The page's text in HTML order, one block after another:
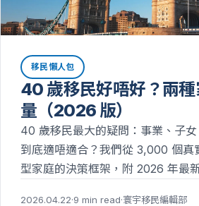
移民懶人包
40 歲移民好唔好？兩
量（2026 版）
40 歲移民最大的疑問：事業、子女
到底適唔適合？我們從 3,000 個真
型家庭的決策框架，附 2026 年最
2026.04.22·9 min read·寰宇移民編輯部